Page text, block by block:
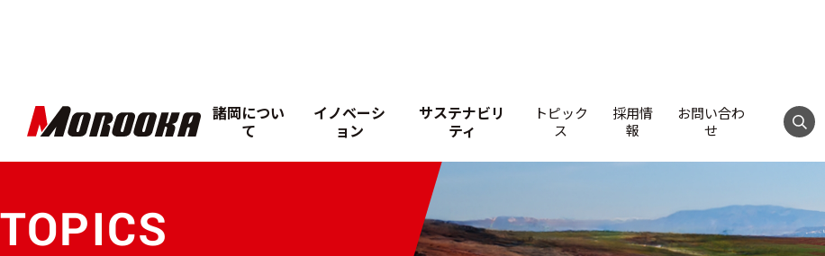
諸岡につい
て
イノベーシ
ョン
サステナビリ
ティ
トピック
ス
採用情
報
お問い合わ
せ
TOPICS